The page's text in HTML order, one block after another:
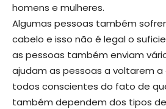
homens e mulheres.
Algumas pessoas também
cabelo e isso não é legal o
as pessoas também enviam
ajudam as pessoas a voltarem a
todos conscientes do fato de
também dependem dos tipos